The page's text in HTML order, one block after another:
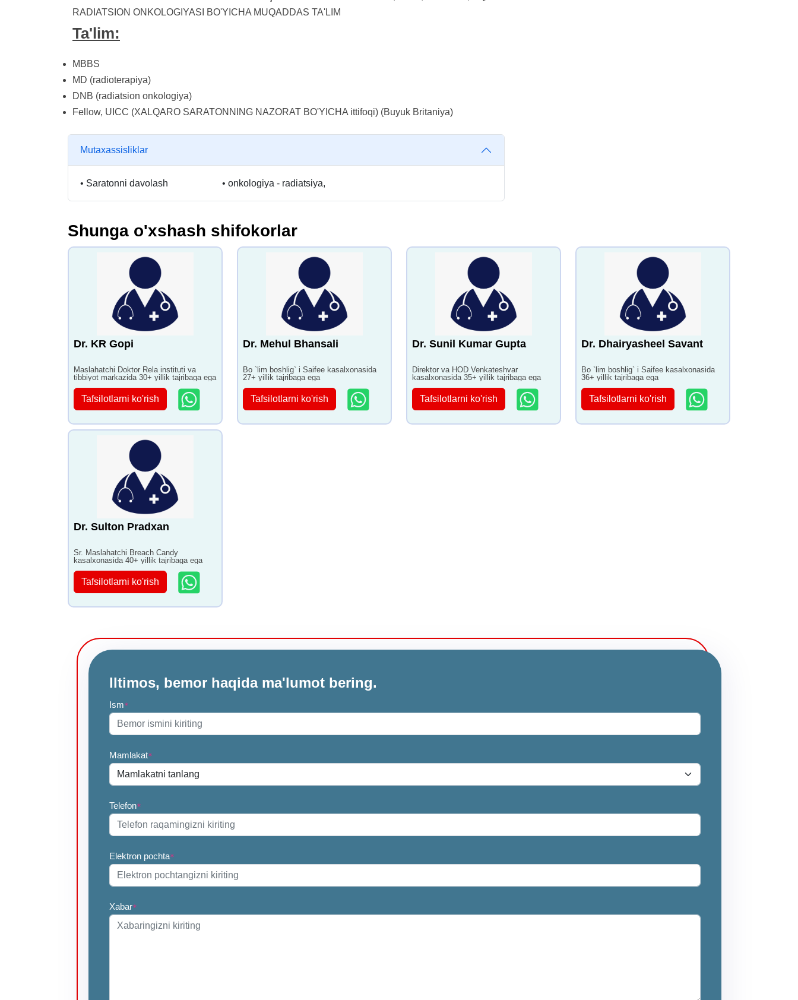
RADIATSION ONKOLOGIYASI BO'YICHA MUQADDAS TA'LIM
Ta'lim:
MBBS
MD (radioterapiya)
DNB (radiatsion onkologiya)
Fellow, UICC (XALQARO SARATONNING NAZORAT BO'YICHA ittifoqi) (Buyuk Britaniya)
Mutaxassisliklar
• Saratonni davolash •onkologiya - radiatsiya,
Shunga o'xshash shifokorlar
Dr. KR Gopi
Maslahatchi Doktor Rela instituti va
tibbiyot markazida 30+ yillik tajribaga ega
Tafsilotlarni ko'rish
Dr. Mehul Bhansali
Bo `lim boshlig` i Saifee kasalxonasida
27+ yillik tajribaga ega
Tafsilotlarni ko'rish
Dr. Sunil Kumar Gupta
Direktor va HOD Venkateshvar
kasalxonasida 35+ yillik tajribaga ega
Tafsilotlarni ko'rish
Dr. Dhairyasheel Savant
Bo `lim boshlig` i Saifee kasalxonasida
36+ yillik tajribaga ega
Tafsilotlarni ko'rish
Dr. Sulton Pradxan
Sr. Maslahatchi Breach Candy
kasalxonasida 40+ yillik tajribaga ega
Tafsilotlarni ko'rish
Iltimos, bemor haqida ma'lumot bering.
Ism*
Mamlakat*
Telefon*
Elektron pochta*
Xabar*